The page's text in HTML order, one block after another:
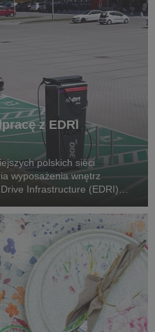
z EDRI
polskich sieci
wyposażenia wnętrz
Infrastructure (EDRI)
w tym roku, pr...